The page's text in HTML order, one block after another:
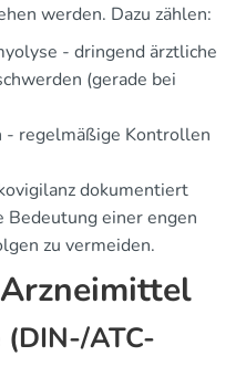
werden. Dazu zählen:
- dringend ärztliche
(gerade bei
regelmäßige Kontrollen
dokumentiert
Bedeutung einer engen
zu vermeiden.
ATC-